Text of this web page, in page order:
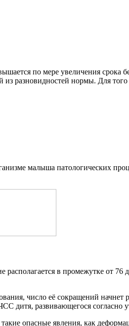
по мере увеличения срока
разновидностей нормы. Для того
малыша патологических
располагается в промежутке от
число её сокращений
дитя, развивающегося согласно
опасные явления, как